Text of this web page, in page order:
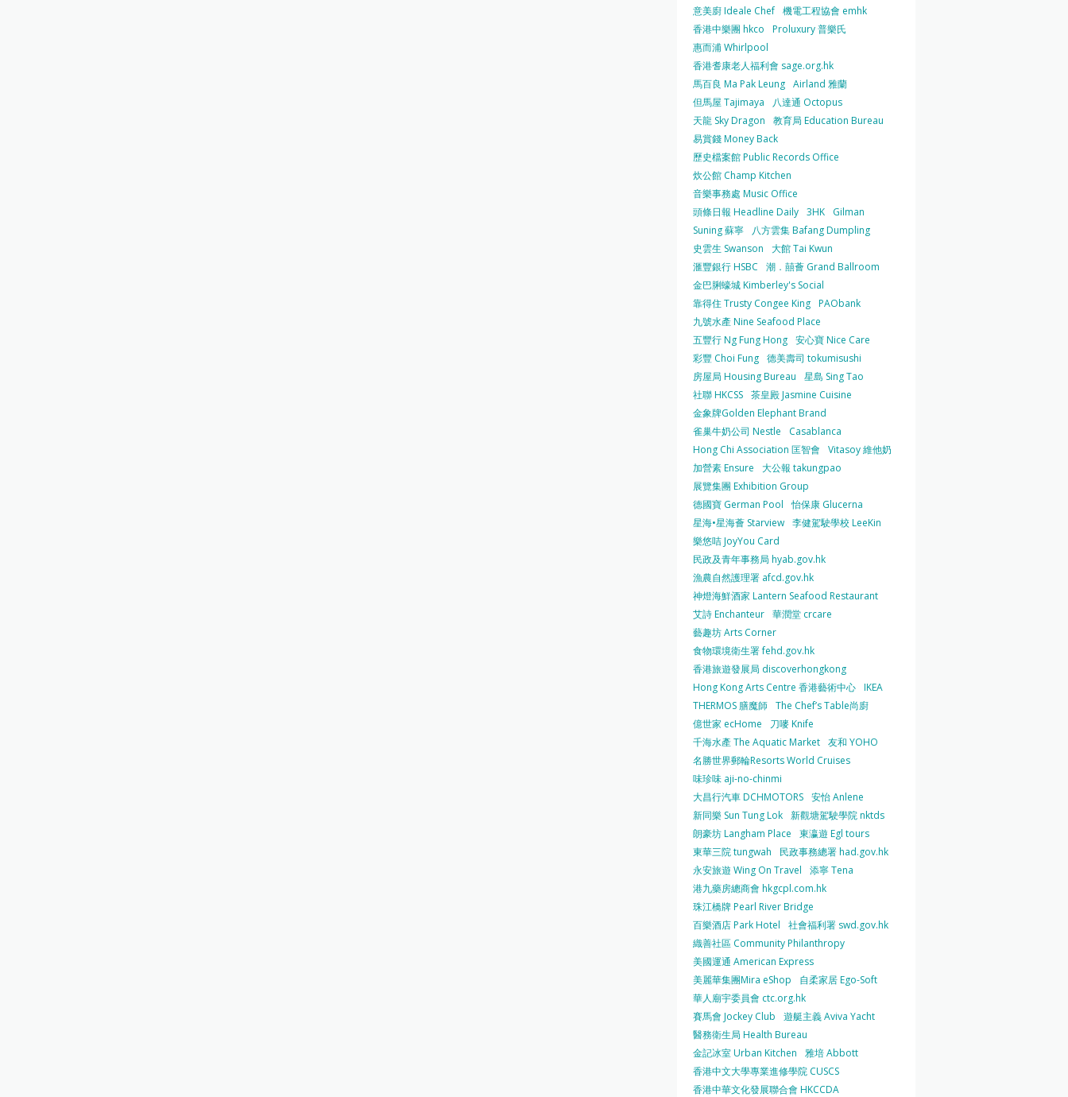
意美廚 Ideale Chef 機電工程協會 emhk
香港中樂團 hkco
Proluxury 普樂氏
惠而浦 Whirlpool
香港耆康老人福利會 sage.org.hk
馬百良 Ma Pak Leung Airland 雅蘭
但馬屋 Tajimaya
八達通 Octopus
天龍 Sky Dragon
教育局 Education Bureau
易賞錢 Money Back
歷史檔案館 Public Records Office
炊公館 Champ Kitchen
音樂事務處 Music Office
頭條日報 Headline Daily 3HK
Gilman
Suning 蘇寧
八方雲集 Bafang Dumpling
史雲生 Swanson
大館 Tai Kwun
滙豐銀行 HSBC
潮．囍薈 Grand Ballroom
金巴脷蠔城 Kimberley's Social
靠得住 Trusty Congee King PAObank
九號水產 Nine Seafood Place
五豐行 Ng Fung Hong 安心寶 Nice Care
彩豐 Choi Fung 德美壽司 tokumisushi
房屋局 Housing Bureau
星島 Sing Tao
社聯 HKCSS 茶皇殿 Jasmine Cuisine
金象牌Golden Elephant Brand
雀巢牛奶公司 Nestle
Casablanca
Hong Chi Association 匡智會
Vitasoy 維他奶
加營素 Ensure
大公報 takungpao
展覽集團 Exhibition Group
德國寶 German Pool
怡保康 Glucerna
星海•星海薈 Starview 李健駕駛學校 LeeKin
樂悠咭 JoyYou Card
民政及青年事務局 hyab.gov.hk
漁農自然護理署 afcd.gov.hk
神燈海鮮酒家 Lantern Seafood Restaurant
艾詩 Enchanteur 華潤堂 crcare
藝趣坊 Arts Corner
食物環境衛生署 fehd.gov.hk
香港旅遊發展局 discoverhongkong
Hong Kong Arts Centre 香港藝術中心 IKEA
THERMOS 膳魔師 The Chef’s Table尚廚
億世家 ecHome
刀嘜 Knife
千海水產 The Aquatic Market 友和 YOHO
名勝世界郵輪Resorts World Cruises
味珍味 aji-no-chinmi
大昌行汽車 DCHMOTORS 安怡 Anlene
新同樂 Sun Tung Lok 新觀塘駕駛學院 nktds
朗豪坊 Langham Place
東瀛遊 Egl tours
東華三院 tungwah
民政事務總署 had.gov.hk
永安旅遊 Wing On Travel
添寧 Tena
港九藥房總商會 hkgcpl.com.hk
珠江橋牌 Pearl River Bridge
百樂酒店 Park Hotel
社會福利署 swd.gov.hk
織善社區 Community Philanthropy
美國運通 American Express
美麗華集團Mira eShop
自柔家居 Ego-Soft
華人廟宇委員會 ctc.org.hk
賽馬會 Jockey Club
遊艇主義 Aviva Yacht
醫務衛生局 Health Bureau
金記冰室 Urban Kitchen
雅培 Abbott
香港中文大學專業進修學院 CUSCS
香港中華文化發展聯合會 HKCCDA